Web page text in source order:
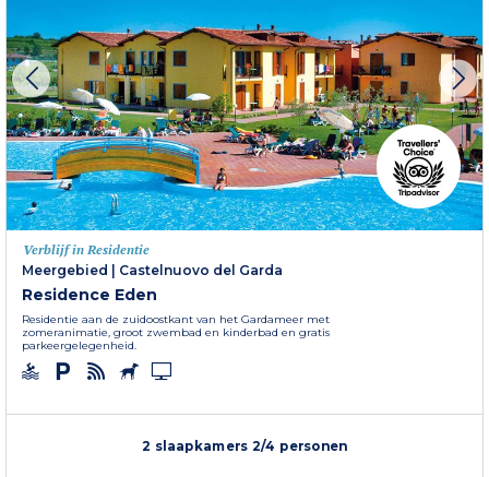
Verblijf in Residentie
Meergebied
Castelnuovo del Garda
Residence Eden
Residentie aan de zuidoostkant van het Gardameer met
zomeranimatie, groot zwembad en kinderbad en gratis
parkeergelegenheid.
2 slaapkamers 2/4 personen